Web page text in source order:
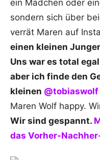
ein Mädchen oder
sondern sich über
verrät Maren auf
einen kleinen
Uns war es total
aber ich finde den
kleinen @tobiaswolf
Maren Wolf happy.
Wir sind gespannt.
das Vorher-